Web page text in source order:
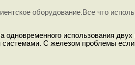
оборудование.Все что
использования двух
С железом проблемы если